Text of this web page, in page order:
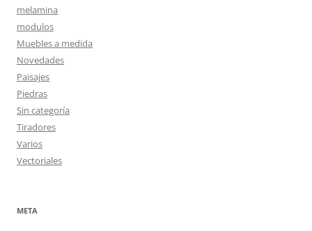
melamina
modulos
Muebles a medida
Novedades
Paisajes
Piedras
Sin categoría
Tiradores
Varios
Vectoriales
META